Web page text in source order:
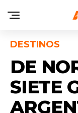
DESTINOS
DE
SIETE